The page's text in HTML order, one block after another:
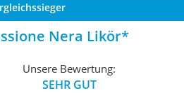
Nera Likör
Unsere Bewertung:
SEHR GUT